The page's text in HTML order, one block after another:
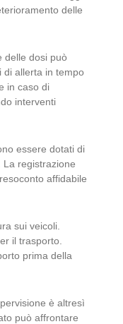
delle
delle dosi può
di allerta in tempo
in caso di
interventi
essere dotati di
registrazione
affidabile
sui veicoli.
il trasporto.
prima della
è altresì
può affrontare